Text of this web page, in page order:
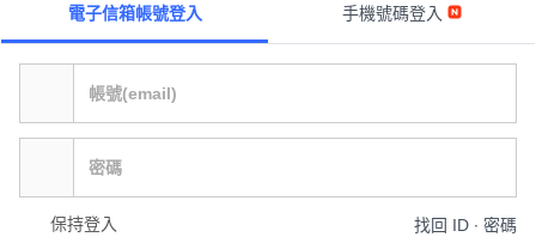
電子信箱帳號登入 手機號碼登入
保持登入 找回 ID ∙ 密碼